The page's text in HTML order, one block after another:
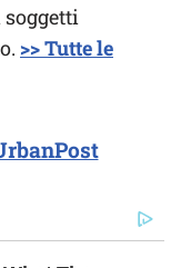
>> Tutte le